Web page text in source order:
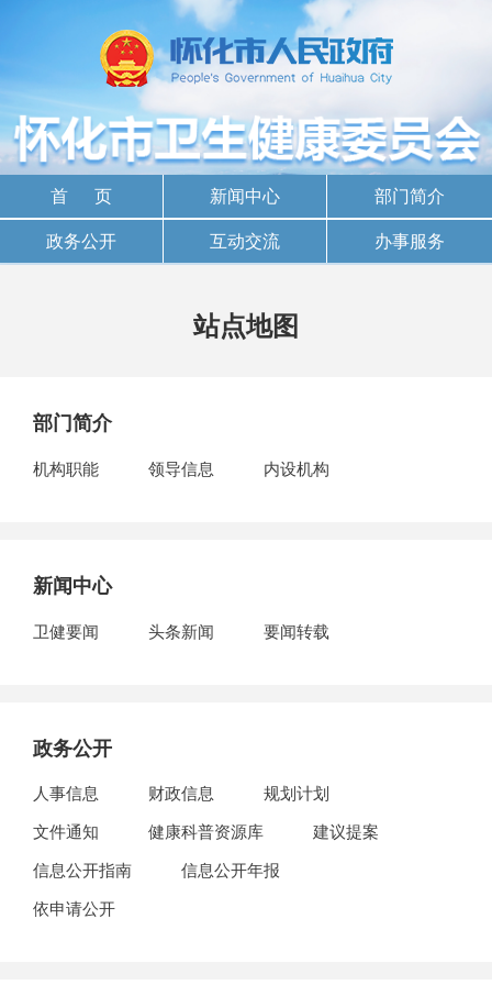
首 页 新闻中心 部门简介
政务公开 互动交流 办事服务
站点地图
部门简介
机构职能 领导信息 内设机构
新闻中心
卫健要闻 头条新闻 要闻转载
政务公开
人事信息 财政信息 规划计划
文件通知 健康科普资源库 建议提案
信息公开指南 信息公开年报
依申请公开